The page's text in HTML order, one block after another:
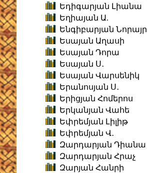
Եդիգարյան Լիանա
Եղիայան Ա.
Ենգիբարյան Նորայր
Եսայան Աղասի
Եսայան Դորա
Եսայան Ս․
Եսայան Վարսենիկ
Երանոսյան Ս․
Երիցյան Հոմերոս
Երկանյան Վահե
Եփրեմյան Լիլիթ
Եփրեմյան Վ․
Զարդարյան Դիանա
Զարդարյան Հրաչ
Զարյան Հանրի